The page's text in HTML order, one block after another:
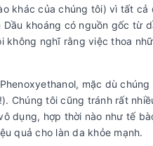
khác của chúng tôi) vì tất cả
khoáng có nguồn gốc từ
không nghĩ rằng việc thoa
mặc dù chúng
Chúng tôi cũng tránh rất
dụng, hợp thời nào như tế
quả cho làn da khỏe mạnh.